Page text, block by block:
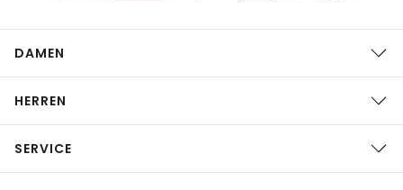
DAMEN
HERREN
SERVICE